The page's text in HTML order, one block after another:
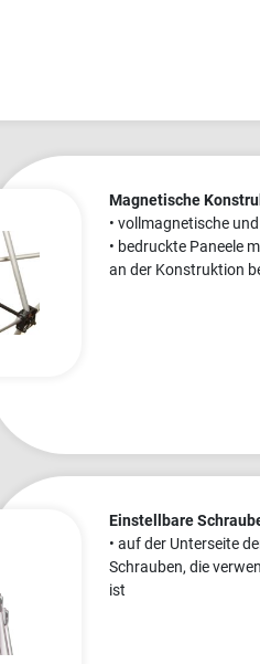
Magnetische
• vollmagnetische
• bedruckte Paneele
an der Konstruktion
Einstellbare
• auf der Unterseite
Schrauben, die
ist